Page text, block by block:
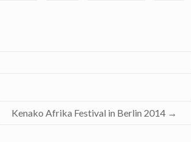
Kenako Afrika Festival in Berlin 2014 →